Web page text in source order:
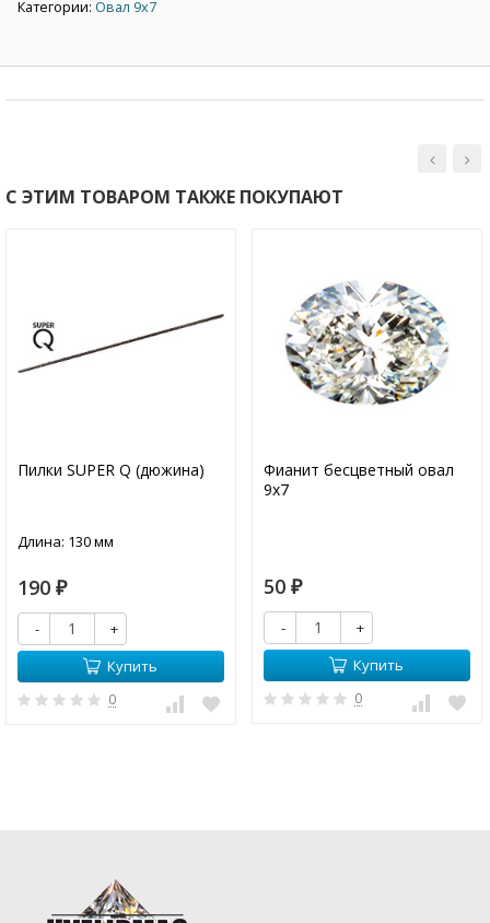
Категории: Овал 9х7
С ЭТИМ ТОВАРОМ ТАКЖЕ ПОКУПАЮТ
Пилки SUPER Q (дюжина)
Длина: 130 мм
190 ₽
-
+
Купить
0
Фианит бесцветный овал
9х7
50 ₽
-
+
Купить
0